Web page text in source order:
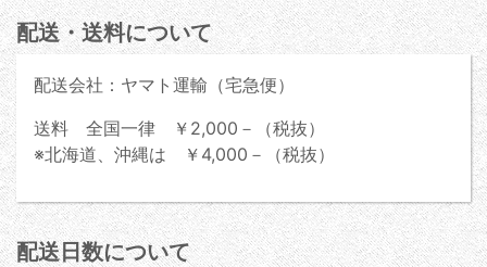
配送・送料について
配送会社：ヤマト運輸（宅急便）
送料 全国一律 ￥2,000－（税抜）
※北海道、沖縄は ￥4,000－（税抜）
配送日数について